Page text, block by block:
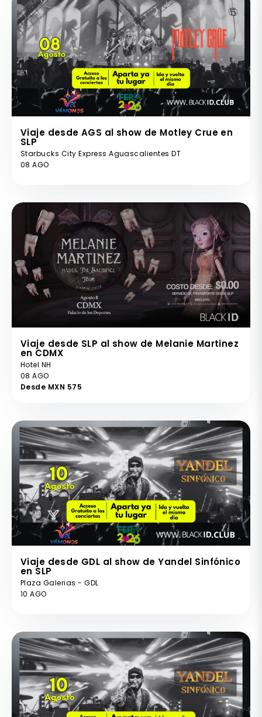
Viaje desde AGS al show de Motley Crue en
SLP
Starbucks City Express Aguascalientes DT
08 AGO
Viaje desde SLP al show de Melanie Martinez
en CDMX
Hotel NH
08 AGO
Desde MXN 575
Viaje desde GDL al show de Yandel Sinfónico
en SLP
Plaza Galerias - GDL
10 AGO